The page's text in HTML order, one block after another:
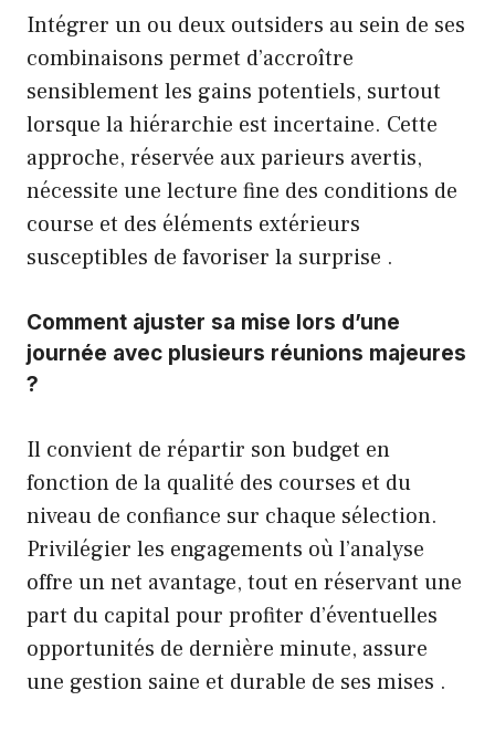
Intégrer un ou deux outsiders au sein de ses
combinaisons permet d’accroître
sensiblement les gains potentiels, surtout
lorsque la hiérarchie est incertaine. Cette
approche, réservée aux parieurs avertis,
nécessite une lecture fine des conditions de
course et des éléments extérieurs
susceptibles de favoriser la surprise .
Comment ajuster sa mise lors d’une
journée avec plusieurs réunions majeures
?
Il convient de répartir son budget en
fonction de la qualité des courses et du
niveau de confiance sur chaque sélection.
Privilégier les engagements où l’analyse
offre un net avantage, tout en réservant une
part du capital pour profiter d’éventuelles
opportunités de dernière minute, assure
une gestion saine et durable de ses mises .